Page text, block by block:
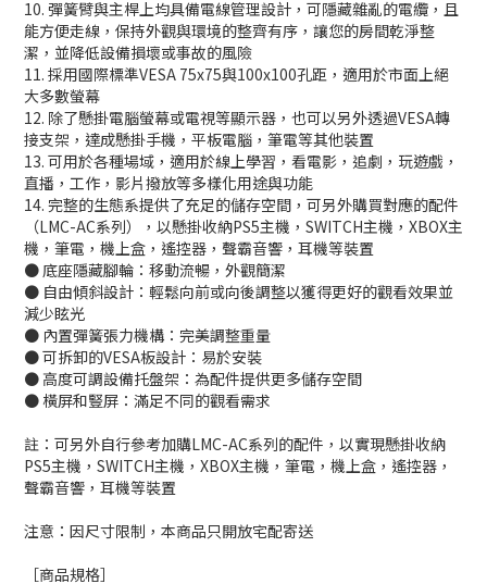
10. 彈簧臂與主桿上均具備電線管理設計，可隱藏雜亂的電纜，且
能方便走線，保持外觀與環境的整齊有序，讓您的房間乾淨整
潔，並降低設備損壞或事故的風險
11. 採用國際標準VESA 75x75與100x100孔距，適用於市面上絕
大多數螢幕
12. 除了懸掛電腦螢幕或電視等顯示器，也可以另外透過VESA轉
接支架，達成懸掛手機，平板電腦，筆電等其他裝置
13. 可用於各種場域，適用於線上學習，看電影，追劇，玩遊戲，
直播，工作，影片撥放等多樣化用途與功能
14. 完整的生態系提供了充足的儲存空間，可另外購買對應的配件
（LMC-AC系列），以懸掛收納PS5主機，SWITCH主機，XBOX主
機，筆電，機上盒，遙控器，聲霸音響，耳機等裝置
● 底座隱藏腳輪：移動流暢，外觀簡潔
● 自由傾斜設計：輕鬆向前或向後調整以獲得更好的觀看效果並
減少眩光
● 內置彈簧張力機構：完美調整重量
● 可拆卸的VESA板設計：易於安裝
● 高度可調設備托盤架：為配件提供更多儲存空間
● 橫屏和豎屏：滿足不同的觀看需求
註：可另外自行參考加購LMC-AC系列的配件，以實現懸掛收納
PS5主機，SWITCH主機，XBOX主機，筆電，機上盒，遙控器，
聲霸音響，耳機等裝置
注意：因尺寸限制，本商品只開放宅配寄送
［商品規格］